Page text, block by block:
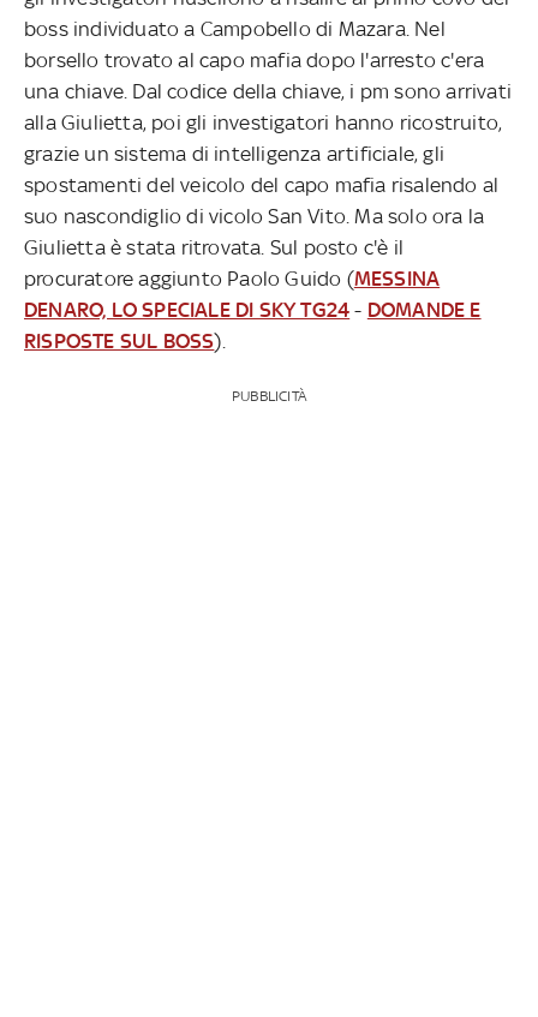
boss individuato a Campobello di Mazara. Nel
borsello trovato al capo mafia dopo l'arresto c'era
una chiave. Dal codice della chiave, i pm sono arrivati
alla Giulietta, poi gli investigatori hanno ricostruito,
grazie un sistema di intelligenza artificiale, gli
spostamenti del veicolo del capo mafia risalendo al
suo nascondiglio di vicolo San Vito. Ma solo ora la
Giulietta è stata ritrovata. Sul posto c'è il
procuratore aggiunto Paolo Guido (MESSINA
DENARO, LO SPECIALE DI SKY TG24 - DOMANDE E
RISPOSTE SUL BOSS).
PUBBLICITÀ